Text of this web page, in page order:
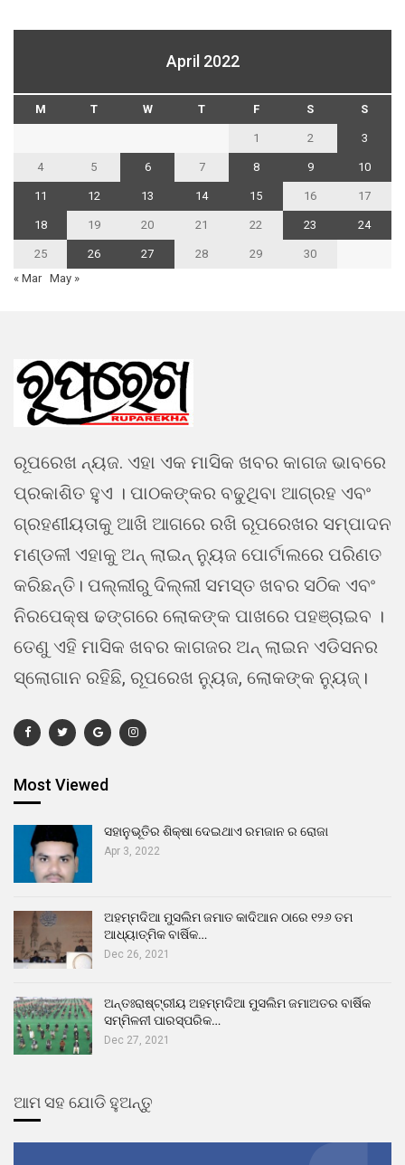
April 2022
M T W T F S S
1 2 3
4 5 6 7 8 9 10
11 12 13 14 15 16 17
18 19 20 21 22 23 24
25 26 27 28 29
30
« Mar May »
ରୂପରେଖ ନ୍ୟଜ. ଏହା ଏକ ମାସିକ ଖବର କାଗଜ ଭାବରେ
ପ୍ରକାଶିତ ହୁଏ । ପାଠକଙ୍କର ବଢୁଥିବା ଆଗ୍ରହ ଏବଂ
ଗ୍ରହଣୀୟତାକୁ ଆଖି ଆଗରେ ରଖି ରୂପରେଖର ସମ୍ପାଦନ
ମଣ୍ଡଳୀ ଏହାକୁ ଅନ୍ ଲାଇନ୍ ନ୍ୟୁଜ ପୋର୍ଟାଲରେ ପରିଣତ
କରିଛନ୍ତି। ପଲ୍ଲୀରୁ ଦିଲ୍ଲୀ ସମସ୍ତ ଖବର ସଠିକ ଏବଂ
ନିରପେକ୍ଷ ଢଙ୍ଗରେ ଲୋକଙ୍କ ପାଖରେ ପହଞ୍ଚାଇବ ।
ତେଣୁ ଏହି ମାସିକ ଖବର କାଗଜର ଅନ୍ ଲାଇନ ଏଡିସନର
ସ୍ଲୋଗାନ ରହିଛି, ରୂପରେଖ ନ୍ୟୁଜ, ଲୋକଙ୍କ ନ୍ୟୁଜ୍।
Most Viewed
ସହାନୁଭୂତିର ଶିକ୍ଷା ଦେଇଥାଏ ରମଜାନ ର ରୋଜା
Apr 3, 2022
ଅହମ୍ମଦିଆ ମୁସଲିମ ଜମାତ କାଦିଆନ ଠାରେ ୧୨୬ ତମ
ଆଧ୍ୟାତ୍ମିକ ବାର୍ଷିକ…
Dec 26, 2021
ଅନ୍ତଃରାଷ୍ଟ୍ରୀୟ ଅହମ୍ମଦିଆ ମୁସଲିମ ଜମାଅତର ବାର୍ଷିକ
ସମ୍ମିଳନୀ ପାରସ୍ପରିକ…
Dec 27, 2021
ଆମ ସହ ଯୋଡି ହୁଅନ୍ତୁ